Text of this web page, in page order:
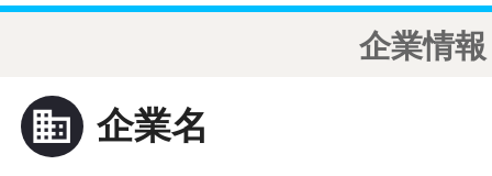
企業情報
business 企業名